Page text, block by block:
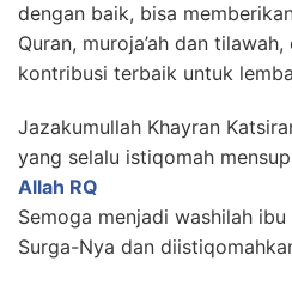
dengan baik, bisa
Quran, muroja’ah dan
kontribusi terbaik untuk
Jazakumullah Khayran
yang selalu istiqomah
Allah RQ
Semoga menjadi washilah
Surga-Nya dan